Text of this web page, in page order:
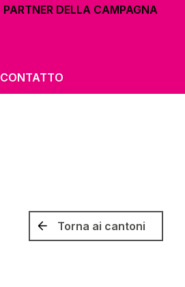
PARTNER DELLA CAMPAGNA
CONTATTO
Torna ai cantoni